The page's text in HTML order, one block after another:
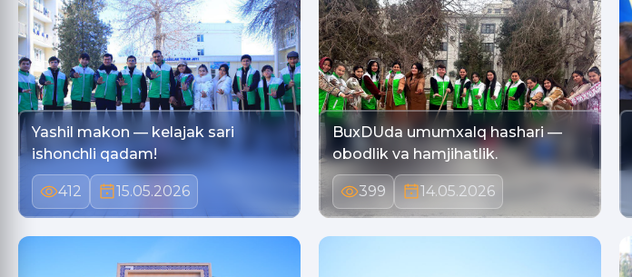
Yashil makon — kelajak sari
ishonchli qadam!
412 15.05.2026
BuxDUda umumxalq hashari —
obodlik va hamjihatlik.
399 14.05.2026